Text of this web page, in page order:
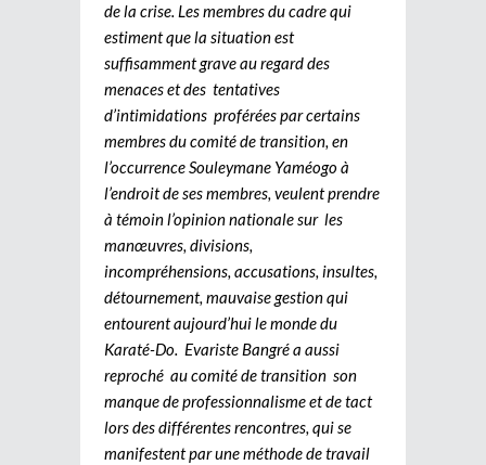
de la crise. Les membres du cadre qui
estiment que la situation est
suffisamment grave au regard des
menaces et des tentatives
d’intimidations proférées par certains
membres du comité de transition, en
l’occurrence Souleymane Yaméogo à
l’endroit de ses membres, veulent prendre
à témoin l’opinion nationale sur les
manœuvres, divisions,
incompréhensions, accusations, insultes,
détournement, mauvaise gestion qui
entourent aujourd’hui le monde du
Karaté-Do. Evariste Bangré a aussi
reproché au comité de transition son
manque de professionnalisme et de tact
lors des différentes rencontres, qui se
manifestent par une méthode de travail